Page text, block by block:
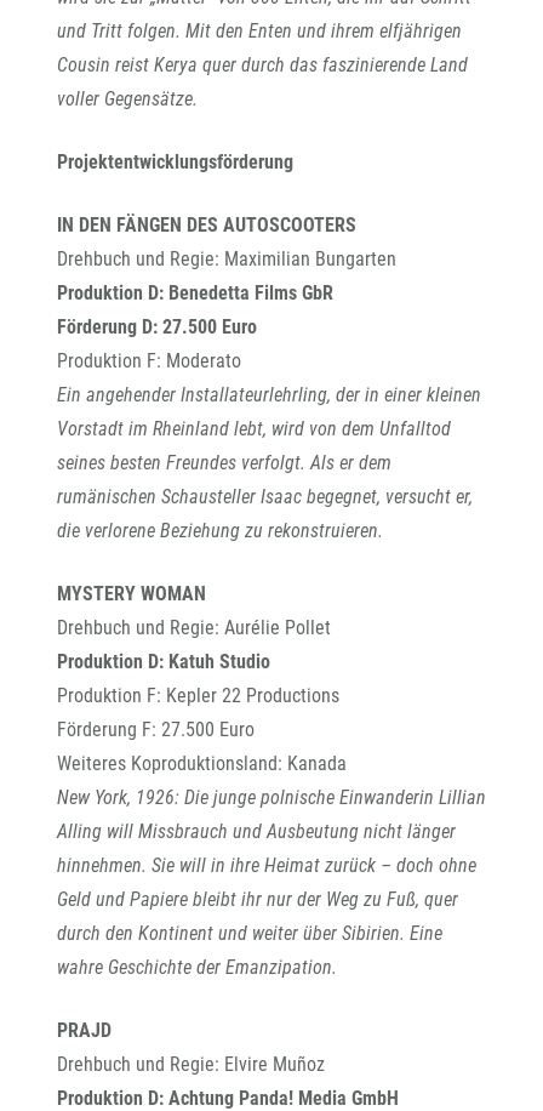
und Tritt folgen. Mit den Enten und ihrem elfjährigen
Cousin reist Kerya quer durch das faszinierende Land
voller Gegensätze.
Projektentwicklungsförderung
IN DEN FÄNGEN DES AUTOSCOOTERS
Drehbuch und Regie: Maximilian Bungarten
Produktion D: Benedetta Films GbR
Förderung D: 27.500 Euro
Produktion F: Moderato
Ein angehender Installateurlehrling, der in einer kleinen
Vorstadt im Rheinland lebt, wird von dem Unfalltod
seines besten Freundes verfolgt. Als er dem
rumänischen Schausteller Isaac begegnet, versucht er,
die verlorene Beziehung zu rekonstruieren.
MYSTERY WOMAN
Drehbuch und Regie: Aurélie Pollet
Produktion D: Katuh Studio
Produktion F: Kepler 22 Productions
Förderung F: 27.500 Euro
Weiteres Koproduktionsland: Kanada
New York, 1926: Die junge polnische Einwanderin Lillian
Alling will Missbrauch und Ausbeutung nicht länger
hinnehmen. Sie will in ihre Heimat zurück – doch ohne
Geld und Papiere bleibt ihr nur der Weg zu Fuß, quer
durch den Kontinent und weiter über Sibirien. Eine
wahre Geschichte der Emanzipation.
PRAJD
Drehbuch und Regie: Elvire Muñoz
Produktion D: Achtung Panda! Media GmbH